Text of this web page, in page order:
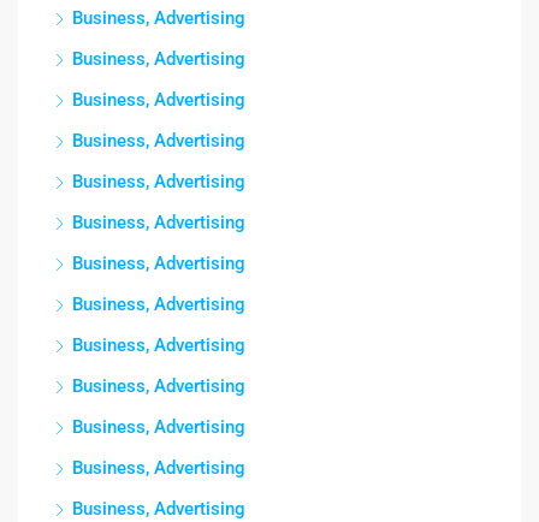
Business, Advertising
Business, Advertising
Business, Advertising
Business, Advertising
Business, Advertising
Business, Advertising
Business, Advertising
Business, Advertising
Business, Advertising
Business, Advertising
Business, Advertising
Business, Advertising
Business, Advertising